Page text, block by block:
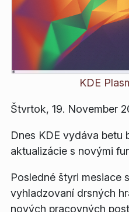
KDE
Štvrtok, 19. November
Dnes KDE vydáva betu
aktualizácie s novými
Posledné štyri mesiace
vyhladzovaní drsných
nových pracovných